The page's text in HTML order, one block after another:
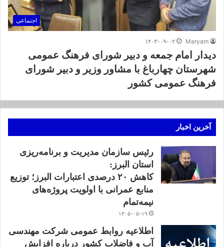
اجتماعی
Maryam ۱۴۰۳-۰۹-۰۲
دیدار امام جمعه و دبیر شورای فرهنگ عمومی
شهرستان چهارباغ با مشاور وزیر و دبیر شورای
فرهنگ عمومی کشور
آخرین اخبار
رئیس سازمان مدیریت و برنامه‌ریزی
استان البرز:
کاهش ۲۰ درصدی اعتبارات البرز؛ توزیع
منابع عمرانی با اولویت پروژه‌های
نیمه‌تمام
۱۴۰۵-۰۵-۱۹
اطلاعیه روابط عمومی شرکت مهندسی
آب و فاضلاب کشور درباره افزایش